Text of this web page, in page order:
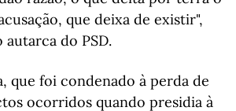
que deixa de existir",
do PSD.
que foi condenado à perda de
ocorridos quando presidia à